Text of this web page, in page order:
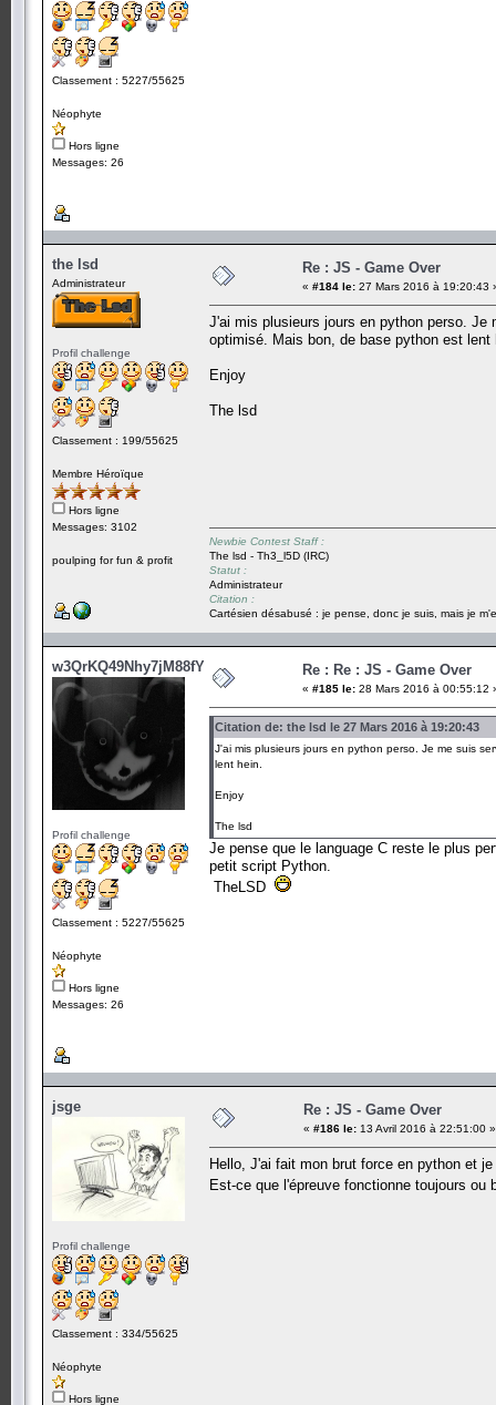
Classement : 5227/55625
Néophyte
Hors ligne
Messages: 26
the lsd
Administrateur
Profil challenge
Classement : 199/55625
Membre Héroïque
Hors ligne
Messages: 3102
poulping for fun & profit
Re : JS - Game Over
« #184 le: 27 Mars 2016 à 19:20:43
J'ai mis plusieurs jours en python perso. Je
optimisé. Mais bon, de base python est lent
Enjoy
The lsd
Newbie Contest Staff :
The lsd - Th3_l5D (IRC)
Statut :
Administrateur
Citation :
Cartésien désabusé : je pense, donc je suis, mais je
w3QrKQ49Nhy7jM88fY5
Profil challenge
Classement : 5227/55625
Néophyte
Hors ligne
Messages: 26
Re : Re : JS - Game Over
« #185 le: 28 Mars 2016 à 00:55:12
Citation de: the lsd le 27 Mars 2016 à 19:20:43
J'ai mis plusieurs jours en python perso. Je me suis
lent hein.
Enjoy
The lsd
Je pense que le language C reste le plus
petit script Python.
TheLSD
jsge
Profil challenge
Classement : 334/55625
Néophyte
Hors ligne
Re : JS - Game Over
« #186 le: 13 Avril 2016 à 22:51:00 »
Hello, J'ai fait mon brut force en python et
Est-ce que l'épreuve fonctionne toujours